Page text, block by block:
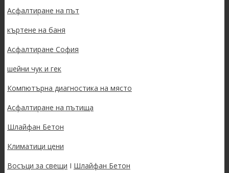
Асфалтиране на път
къртене на баня
Асфалтиране София
шейни чук и гек
Компютърна диагностика на място
Асфалтиране на пътища
Шлайфан Бетон
Климатици цени
Восъци за свещи I Шлайфан Бетон